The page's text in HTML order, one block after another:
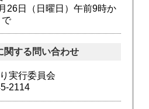
26日（日曜日）午前9時か
で
関する問い合わせ
実行委員会
2114